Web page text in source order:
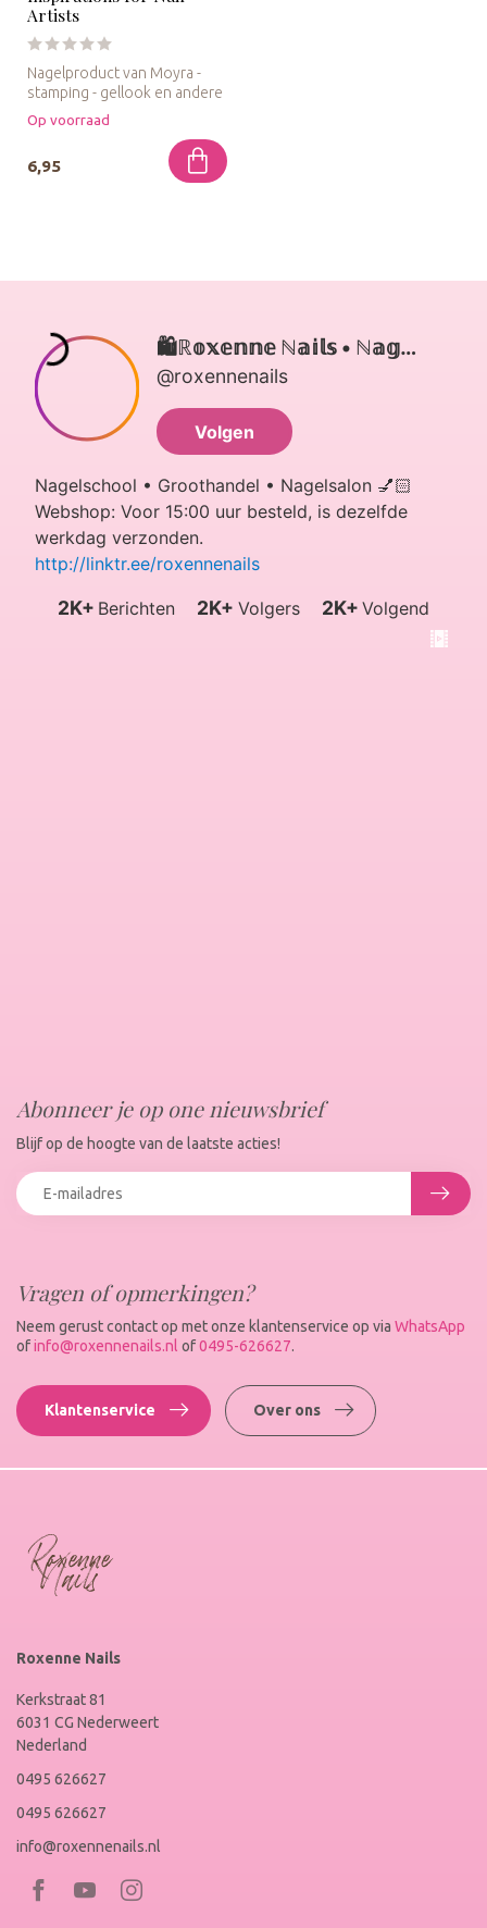
Artists
Nagelproduct van Moyra -
stamping - gellook en andere
nail-art
Op voorraad
6,95
Vragen of opmerkingen?
Neem gerust contact op met onze klantenservice op via WhatsApp
ofinfo@roxennenails.nl of0495-626627.
Klantenservice Over ons
Abonneer je op one nieuwsbrief
Blijf op de hoogte van de laatste acties!
Roxenne Nails
Kerkstraat 81
6031 CG Nederweert
Nederland
0495 626627
0495 626627
info@roxennenails.nl
Bezoek